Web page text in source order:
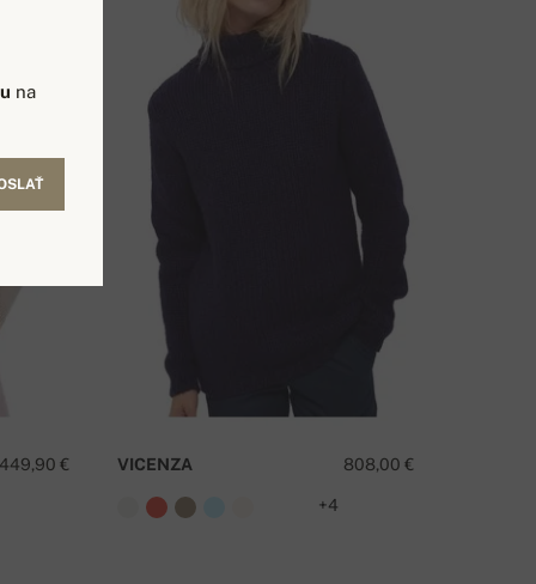
449,90 € 808,00 €
VICENZA
+4
na